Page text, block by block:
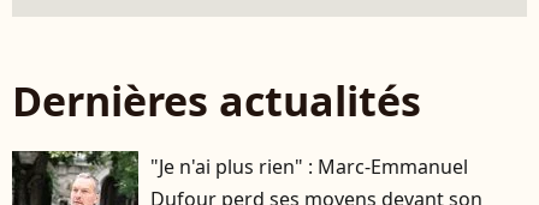
Dernières actualités
"Je n'ai plus rien" : Marc-Emmanuel
Dufour perd ses moyens devant son